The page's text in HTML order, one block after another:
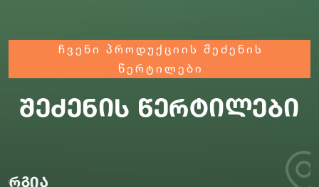
ჩვენი პროდუქციის შეძენის
წერტილები
შეძენის წერტილები